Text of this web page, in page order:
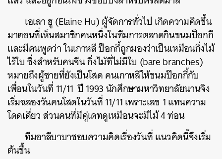
เอเลา ฮู (Elaine Hu) ผู้จัดการทั่วไป เกิดความคิดขึ้น
มาตอนที่เห็นสมาชิกคนหนึ่งในทีมการตลาดกินขนมป็อกกี
และมีคนพูดว่า ในเกาหลี ป็อกกี้ถูกมองว่าเป็นเหมือนกิ่งไม้
ไร้ใบ ซึ่งสำหรับคนจีน กิ่งไม้ที่ไม่มีใบ (bare branches)
หมายถึงผู้ชายที่ยังเป็นโสด คนเกาหลีให้ขนมป๊อกกี้กับ
เพื่อนในวันที่ 11/11 ปี 1993 นักศึกษามหาวิทยาลัยนานจิง
เริ่มฉลองวันคนโสดในวันที่ 11/11 เพราะเลข 1 แทนความ
โดดเดี่ยว ส่วนคนที่มีคู่เดทดูเหมือนจะมีไม้ 4 ท่อน
ทีมอาลีบาบาชอบความคิดเรื่องวันที่ แนวคิดนี้จึงเริ่ม
ต้นขึ้น